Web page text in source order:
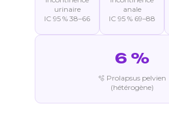
urinaire
IC 95 % 38–66
anale
IC 95 % 69–88
6 %
🫧 Prolapsus pelvien
(hétérogène)